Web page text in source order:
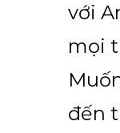
với
mọi
đến